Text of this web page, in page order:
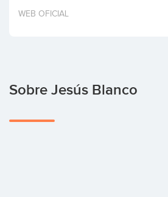
Invertir
WEB OFICIAL
Sobre Jesús Blanco